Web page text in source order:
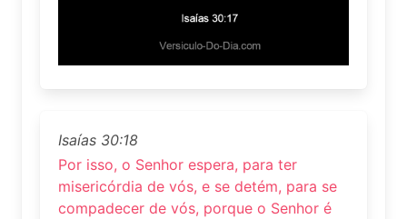
Isaías 30:18
Por isso, o Senhor espera, para ter
misericórdia de vós, e se detém, para se
compadecer de vós, porque o Senhor é